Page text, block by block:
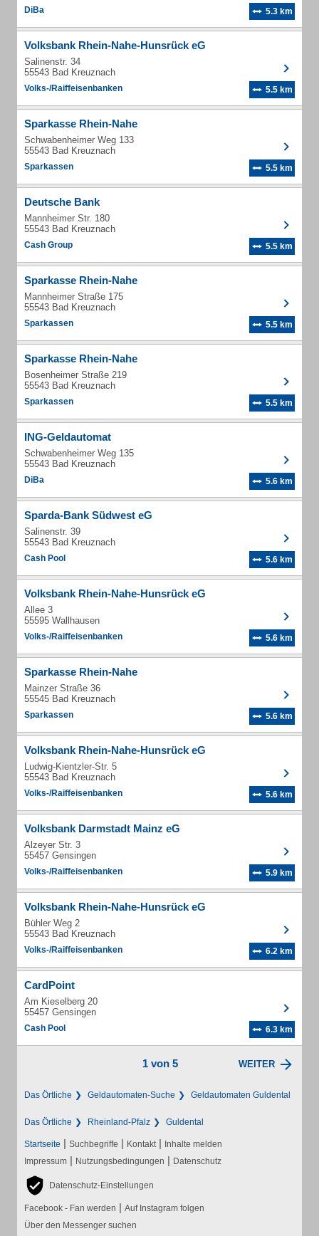
DiBa 5.3 km
Volksbank Rhein-Nahe-Hunsrück eG
Salinenstr. 34
55543 Bad Kreuznach
Volks-/Raiffeisenbanken 5.5 km
Sparkasse Rhein-Nahe
Schwabenheimer Weg 133
55543 Bad Kreuznach
Sparkassen 5.5 km
Deutsche Bank
Mannheimer Str. 180
55543 Bad Kreuznach
Cash Group 5.5 km
Sparkasse Rhein-Nahe
Mannheimer Straße 175
55543 Bad Kreuznach
Sparkassen 5.5 km
Sparkasse Rhein-Nahe
Bosenheimer Straße 219
55543 Bad Kreuznach
Sparkassen 5.5 km
ING-Geldautomat
Schwabenheimer Weg 135
55543 Bad Kreuznach
DiBa 5.6 km
Sparda-Bank Südwest eG
Salinenstr. 39
55543 Bad Kreuznach
Cash Pool 5.6 km
Volksbank Rhein-Nahe-Hunsrück eG
Allee 3
55595 Wallhausen
Volks-/Raiffeisenbanken 5.6 km
Sparkasse Rhein-Nahe
Mainzer Straße 36
55545 Bad Kreuznach
Sparkassen 5.6 km
Volksbank Rhein-Nahe-Hunsrück eG
Ludwig-Kientzler-Str. 5
55543 Bad Kreuznach
Volks-/Raiffeisenbanken 5.6 km
Volksbank Darmstadt Mainz eG
Alzeyer Str. 3
55457 Gensingen
Volks-/Raiffeisenbanken 5.9 km
Volksbank Rhein-Nahe-Hunsrück eG
Bühler Weg 2
55543 Bad Kreuznach
Volks-/Raiffeisenbanken 6.2 km
CardPoint
Am Kieselberg 20
55457 Gensingen
Cash Pool 6.3 km
1 von 5 WEITER
Das Örtliche Geldautomaten-Suche Geldautomaten Guldental
Das Örtliche Rheinland-Pfalz Guldental
Startseite | Suchbegriffe | Kontakt | Inhalte melden
Impressum | Nutzungsbedingungen | Datenschutz
Datenschutz-Einstellungen
Facebook - Fan werden | Auf Instagram folgen
Über den Messenger suchen